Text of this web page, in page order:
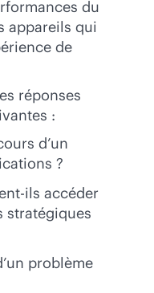
du
appareils qui
de
réponses
:
d’un
?
ils accéder
stratégiques
problème